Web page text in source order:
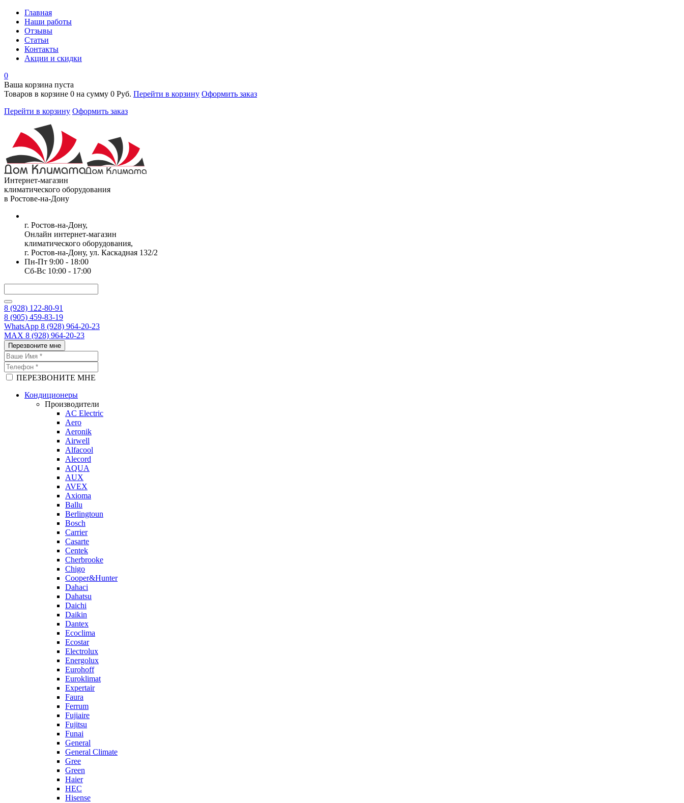
Главная
Наши работы
Отзывы
Статьи
Контакты
Акции и скидки
0
Ваша корзина пуста
Товаров в корзине 0 на сумму 0 Руб. Перейти в корзину Оформить заказ
Перейти в корзину Оформить заказ
Интернет-магазин
климатического оборудования
в Ростове-на-Дону
г. Ростов-на-Дону,
Онлайн интернет-магазин
климатического оборудования,
г. Ростов-на-Дону, ул. Каскадная 132/2
Пн-Пт 9:00 - 18:00
Сб-Вс 10:00 - 17:00
8 (928) 122-80-91
8 (905) 459-83-19
WhatsApp 8 (928) 964-20-23
MAX 8 (928) 964-20-23
Перезвоните мне
ПЕРЕЗВОНИТЕ МНЕ
Кондиционеры
Производители
AC Electric
Aero
Aeronik
Airwell
Alfacool
Alecord
AQUA
AUX
AVEX
Axioma
Ballu
Berlingtoun
Bosch
Carrier
Casarte
Centek
Cherbrooke
Chigo
Cooper&Hunter
Dahaci
Dahatsu
Daichi
Daikin
Dantex
Ecoclima
Ecostar
Electrolux
Energolux
Eurohoff
Euroklimat
Expertair
Faura
Ferrum
Fujiaire
Fujitsu
Funai
General
General Climate
Gree
Green
Haier
HEC
Hisense